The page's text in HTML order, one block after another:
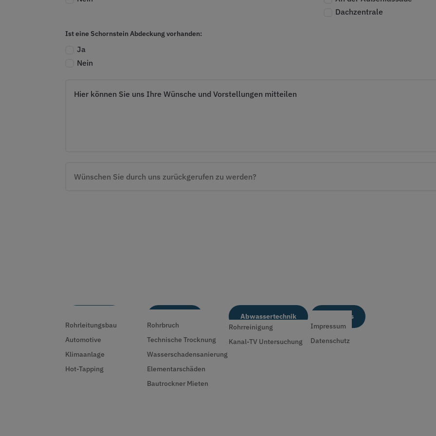
Dachzentrale
Ist eine Schornstein Abdeckung vorhanden:
Ja
Nein
Rohrleitungsbau
Automotive
Klimaanlage
Hot-Tapping
Rohrbruch
Technische Trocknung
Wasserschadensanierung
Elementarschäden
Bautrockner Mieten
Abwassertechnik
Rohrreinigung
Kanal-TV Untersuchung
Wichtiges
Impressum
Datenschutz